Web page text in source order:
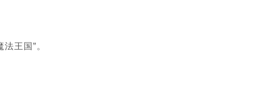
王国”。